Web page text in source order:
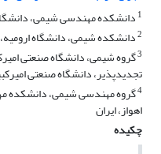
1 دانشکده مهندسی شیمی،
2دانشکده شیمی، دانشگاه ارومیه،
3گروه شیمی، دانشگاه صنعتی
تجدیدپذیر، دانشگاه صنعتی
4گروه مهندسی شیمی، دانشکده
اهواز، ایران
چکیده